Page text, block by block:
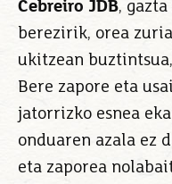
Cebreiro JDB,
berezirik, orea
ukitzean
Bere zapore eta
jatorrizko esnea
onduaren azala ez
eta zaporea